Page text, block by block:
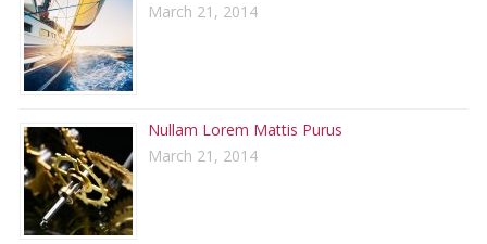
March 21, 2014
Nullam Lorem Mattis Purus
March 21, 2014